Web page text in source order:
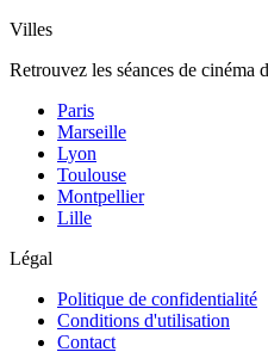
Villes
Retrouvez les séances de cinéma
Paris
Marseille
Lyon
Toulouse
Montpellier
Lille
Légal
Politique de confidentialité
Conditions d'utilisation
Contact